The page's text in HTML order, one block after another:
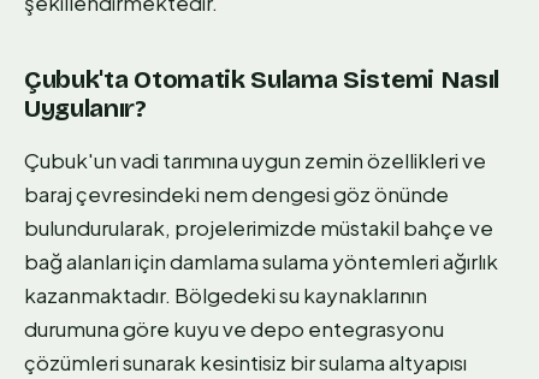
Çubuk'ta Otomatik Sulama Sistemi Nasıl
Uygulanır?
Çubuk'un vadi tarımına uygun zemin özellikleri ve
baraj çevresindeki nem dengesi göz önünde
bulundurularak, projelerimizde müstakil bahçe ve
bağ alanları için damlama sulama yöntemleri ağırlık
kazanmaktadır. Bölgedeki su kaynaklarının
durumuna göre kuyu ve depo entegrasyonu
çözümleri sunarak kesintisiz bir sulama altyapısı